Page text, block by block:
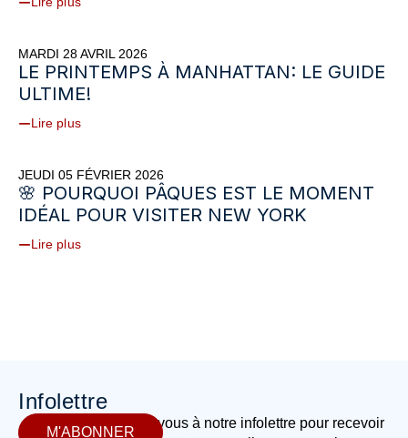
MARDI 28 AVRIL 2026
LE PRINTEMPS À MANHATTAN: LE GUIDE
ULTIME!
Lire plus
JEUDI 05 FÉVRIER 2026
🌸 POURQUOI PÂQUES EST LE MOMENT
IDÉAL POUR VISITER NEW YORK
Lire plus
Infolettre
Abonnez-vous à notre infolettre pour recevoir
M'ABONNER